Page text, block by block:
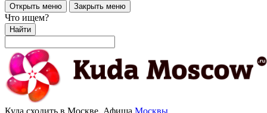
Открыть меню Закрыть меню
Что ищем?
Найти
Куда сходить в Москве. Афиша Москвы